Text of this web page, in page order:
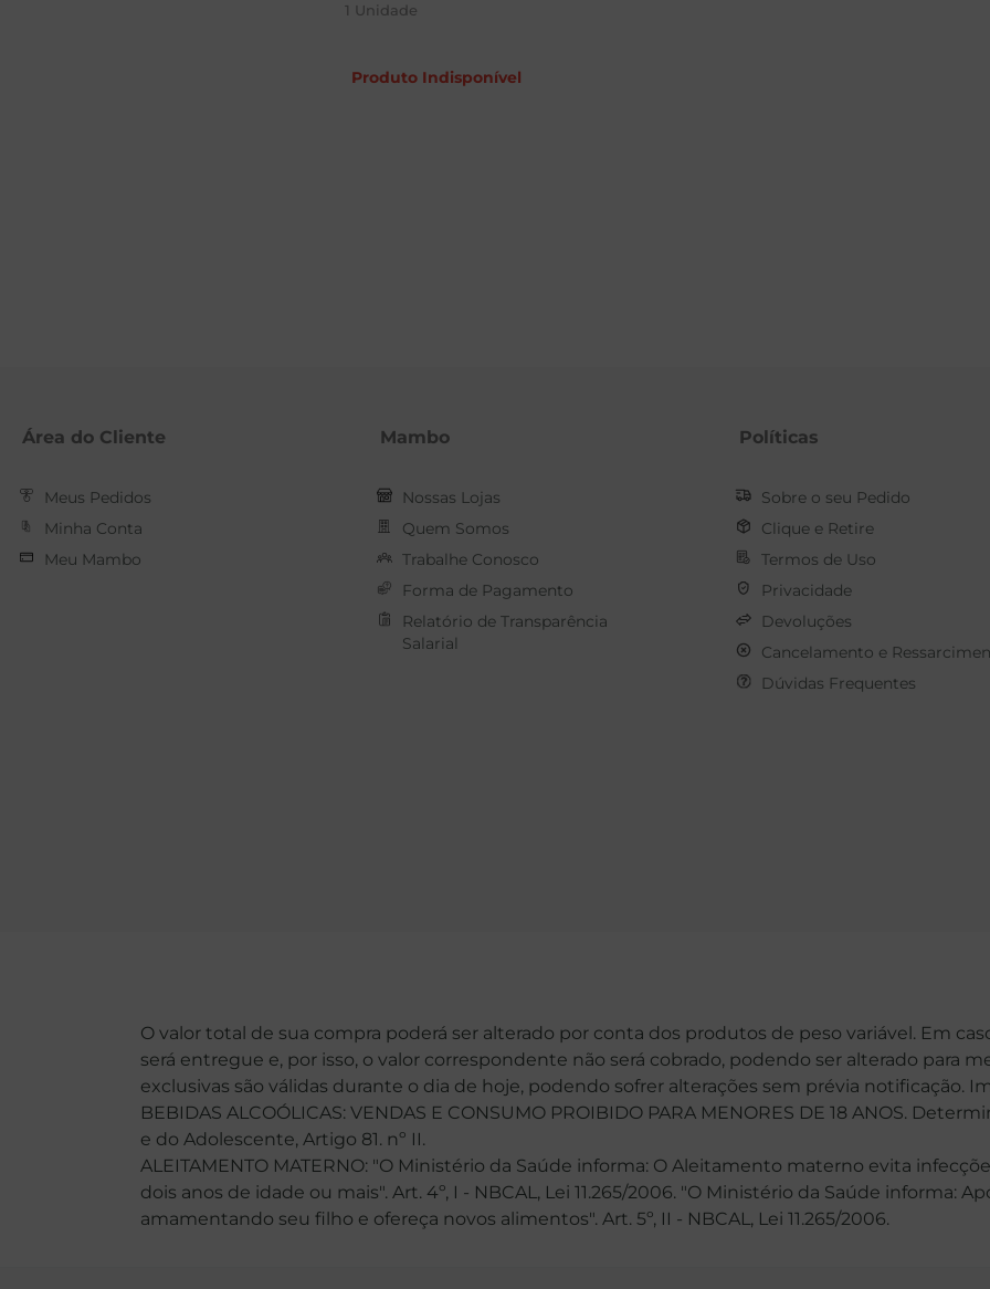
Produto Indisponível
1 Unidade
Área do Cliente
Meus Pedidos
Minha Conta
Meu Mambo
Mambo
Nossas Lojas
Quem Somos
Trabalhe Conosco
Forma de Pagamento
Relatório de Transparência
Salarial
Políticas
Sobre o seu Pedido
Clique e Retire
Termos de Uso
Privacidade
Devoluções
Cancelamento e
Dúvidas Frequentes
O valor total de sua compra poderá ser alterado por conta dos produtos de peso variável. Em
será entregue e, por isso, o valor correspondente não será cobrado, podendo ser alterado para
exclusivas são válidas durante o dia de hoje, podendo sofrer alterações sem prévia notificação.
BEBIDAS ALCOÓLICAS: VENDAS E CONSUMO PROIBIDO PARA MENORES DE 18 ANOS.
e do Adolescente, Artigo 81. nº II.
ALEITAMENTO MATERNO: "O Ministério da Saúde informa: O Aleitamento materno evita
dois anos de idade ou mais". Art. 4º, I - NBCAL, Lei 11.265/2006. "O Ministério da Saúde informa:
amamentando seu filho e ofereça novos alimentos". Art. 5º, II - NBCAL, Lei 11.265/2006.